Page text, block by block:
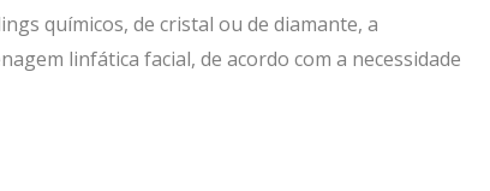
químicos, de cristal ou de diamante, a
linfática facial, de acordo com a necessidade